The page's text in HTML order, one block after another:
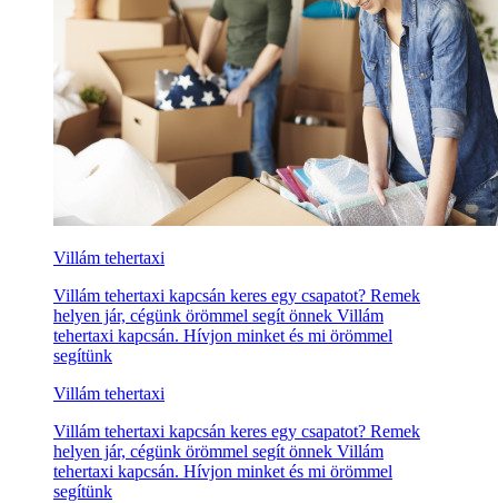
Villám tehertaxi
Villám tehertaxi kapcsán keres egy csapatot? Remek
helyen jár, cégünk örömmel segít önnek Villám
tehertaxi kapcsán. Hívjon minket és mi örömmel
segítünk
Villám tehertaxi
Villám tehertaxi kapcsán keres egy csapatot? Remek
helyen jár, cégünk örömmel segít önnek Villám
tehertaxi kapcsán. Hívjon minket és mi örömmel
segítünk